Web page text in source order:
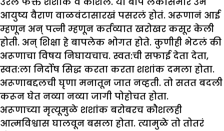
आयुष्य वैराण वाळवंटासारखं पसरलं होतं. अरूणानं आई
म्हणून अन् पत्नी म्हणून कर्तव्यात खरोखर कसूर केली
होती. अन् शिक्षा हे बापलेक भोगत होते. कुणीही भेटलं की
अरूणाचा विषय निघायचाच. स्वत:ची सफाई देता देता,
स्वत:ला निर्दोष सिद्ध करता करता शशांक दमला होता.
अरूणाबद्दलची घृणा मनातून जात नव्हती. तो सतत बदली
करून घेत नव्या नव्या जागी पोहोचत होता.
अरूणाच्या मृत्यूमुळे शशांक बरोबरच कौशलही
आत्मविश्वास घालवून बसला होता. त्यामुळे तो तोतरं